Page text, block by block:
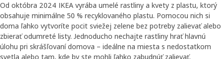
Od októbra 2024 IKEA vyrába umelé rastliny a kvety z plastu, ktorý
obsahuje minimálne 50 % recyklovaného plastu. Pomocou nich si
doma ľahko vytvoríte pocit sviežej zelene bez potreby zalievať alebo
zbierať odumreté listy. Jednoducho nechajte rastliny hrať hlavnú
úlohu pri skrášľovaní domova – ideálne na miesta s nedostatkom
svetla alebo tam, kde by ste mohli ľahko zabudnúť zalievať.